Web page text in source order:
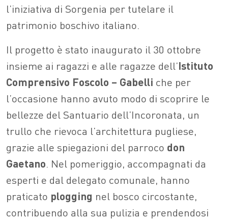
l’iniziativa di Sorgenia per tutelare il
patrimonio boschivo italiano.
Il progetto è stato inaugurato il 30 ottobre
insieme ai ragazzi e alle ragazze dell’Istituto
Comprensivo Foscolo – Gabelli che per
l’occasione hanno avuto modo di scoprire le
bellezze del Santuario dell’Incoronata, un
trullo che rievoca l’architettura pugliese,
grazie alle spiegazioni del parroco don
Gaetano. Nel pomeriggio, accompagnati da
esperti e dal delegato comunale, hanno
praticato plogging nel bosco circostante,
contribuendo alla sua pulizia e prendendosi